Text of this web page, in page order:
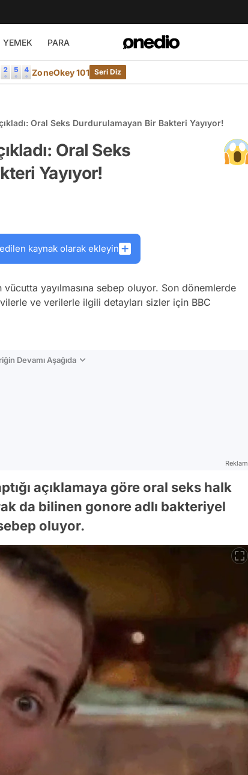
YEMEK PARA
ZoneOkey 101 Seri Diz
Oral Seks Durdurulamayan Bir Bakteri Yayıyor!
Oral Seks
Yayıyor!
kaynak olarak ekleyin
yayılmasına sebep oluyor. Son dönemlerde
ve verilerle ilgili detayları sizler için BBC
Devamı Aşağıda
Reklam
açıklamaya göre oral seks halk
da bilinen gonore adlı bakteriyel
oluyor.